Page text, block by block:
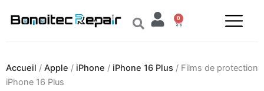
0
Panier
Accueil / Apple / iPhone / iPhone 16 Plus / Films de protection
iPhone 16 Plus